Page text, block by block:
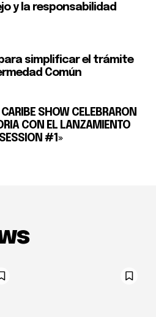
y la responsabilidad
simplificar el trámite
Común
SHOW CELEBRARON
CON EL LANZAMIENTO
#1»